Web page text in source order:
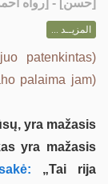
[حسن] - [رواه أحمد]
المزيــد ...
patenkintas)
palaima jam)
yra mažasis
yra mažasis
„Tai rija